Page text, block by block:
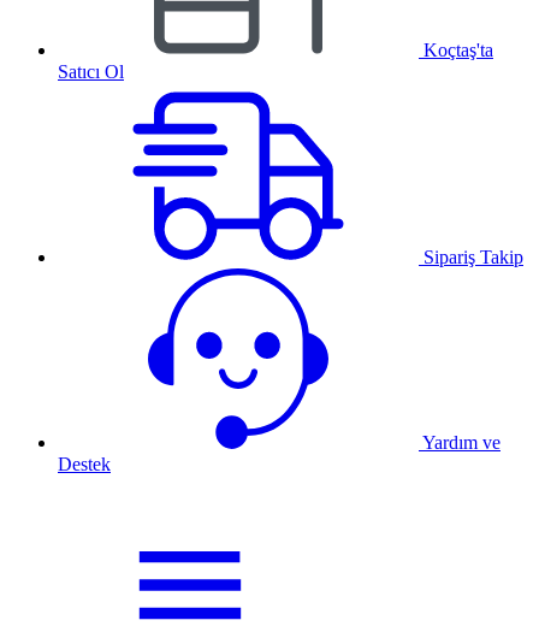
Koçtaş'ta
Satıcı Ol
Sipariş Takip
Yardım ve
Destek